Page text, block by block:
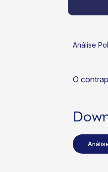
Análise
O